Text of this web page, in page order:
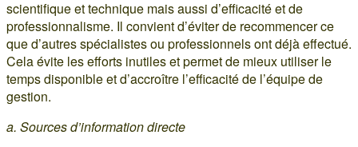
scientifique et technique mais aussi d’efficacité et de
professionnalisme. Il convient d’éviter de recommencer ce
que d’autres spécialistes ou professionnels ont déjà effectué.
Cela évite les efforts inutiles et permet de mieux utiliser le
temps disponible et d’accroître l’efficacité de l’équipe de
gestion.
a. Sources d’information directe